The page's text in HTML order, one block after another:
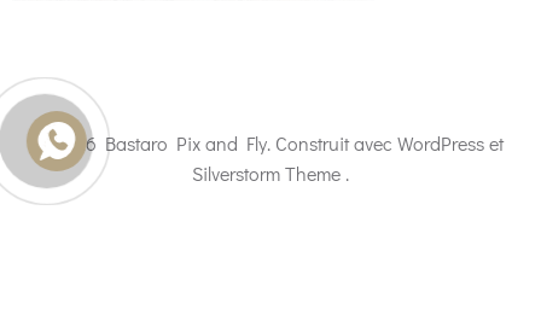
© 2026 Bastaro Pix and Fly. Construit avec WordPress et
Silverstorm Theme .